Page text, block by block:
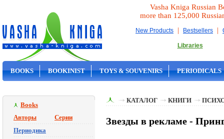
Vasha Kniga Russian
more than 125,000
New Products | Bestsellers |
Libraries
BOOKS BOOKINIST TOYS & SOUVENIRS PERIODICALS
Books
Авторы
Серии
Периодика
КАТАЛОГ КНИГИ
Звезды в рекламе -